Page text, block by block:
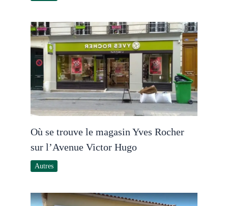
Où se trouve le magasin Yves Rocher
sur l’Avenue Victor Hugo
Autres